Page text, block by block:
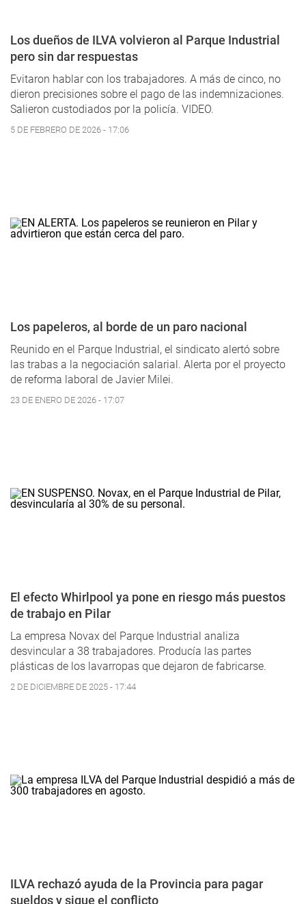
Los dueños de ILVA volvieron al Parque Industrial
pero sin dar respuestas
Evitaron hablar con los trabajadores. A más de cinco, no
dieron precisiones sobre el pago de las indemnizaciones.
Salieron custodiados por la policía. VIDEO.
5 DE FEBRERO DE 2026 - 17:06
Los papeleros, al borde de un paro nacional
Reunido en el Parque Industrial, el sindicato alertó sobre
las trabas a la negociación salarial. Alerta por el proyecto
de reforma laboral de Javier Milei.
23 DE ENERO DE 2026 - 17:07
El efecto Whirlpool ya pone en riesgo más puestos
de trabajo en Pilar
La empresa Novax del Parque Industrial analiza
desvincular a 38 trabajadores. Producía las partes
plásticas de los lavarropas que dejaron de fabricarse.
2 DE DICIEMBRE DE 2025 - 17:44
ILVA rechazó ayuda de la Provincia para pagar
sueldos y sigue el conflicto